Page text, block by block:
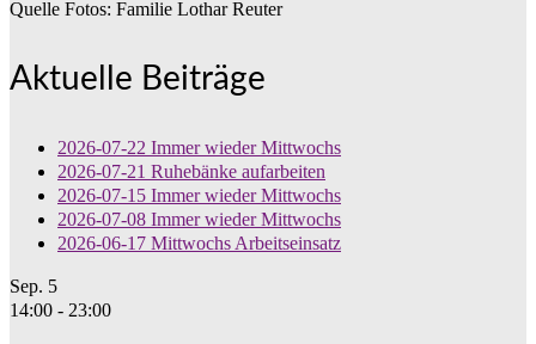
Quelle Fotos: Familie Lothar Reuter
Aktuelle Beiträge
2026-07-22 Immer wieder Mittwochs
2026-07-21 Ruhebänke aufarbeiten
2026-07-15 Immer wieder Mittwochs
2026-07-08 Immer wieder Mittwochs
2026-06-17 Mittwochs Arbeitseinsatz
Sep. 5
14:00 - 23:00